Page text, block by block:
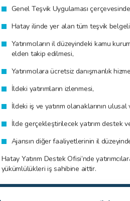
Genel Teşvik Uygulaması
Hatay ilinde yer alan tüm teşvik
Yatırımcıların il düzeyindeki kamu
elden takip edilmesi,
Yatırımcılara ücretsiz danışmanlık
İldeki yatırımların izlenmesi,
İldeki iş ve yatırım olanaklarının ulusal
İlde gerçekleştirilecek yatırım destek
Ajansın diğer faaliyetlerinin il
Hatay Yatırım Destek Ofisi’nde
yükümlülükleri iş sahibine aittir.